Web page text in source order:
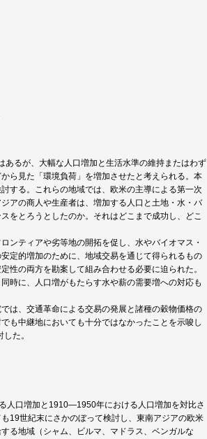
るが、大幅な人口増加と生活水準の維持またはわず
ら見た「環境負荷」を増加させたと考えられる。本
する。これらの地域では、欧米の主導による第一次
アの商人や生産者は、増加する人口と土地・水・バ
をとろうとしたのか。それはどこまで成功し、どこ
ンティアや劣等地の開拓を促し、水やバイオマス・
定的増加のために、地域交易を通じて得られるもの
性の両方を勘案して組み合わせる必要に迫られた。
時に、人口増がもたらす水や薪の需要増への対応も
は、交通革命による交易の発展と諸種の穀物価格の
も中継地においても十分ではなかったことを示唆し
た。
人口増加と1910―1950年における人口増加を対比さ
19世紀末にさかのぼって検討し、東南アジアの欧米
る地域（シャム、ビルマ、マドラス、ベンガルな